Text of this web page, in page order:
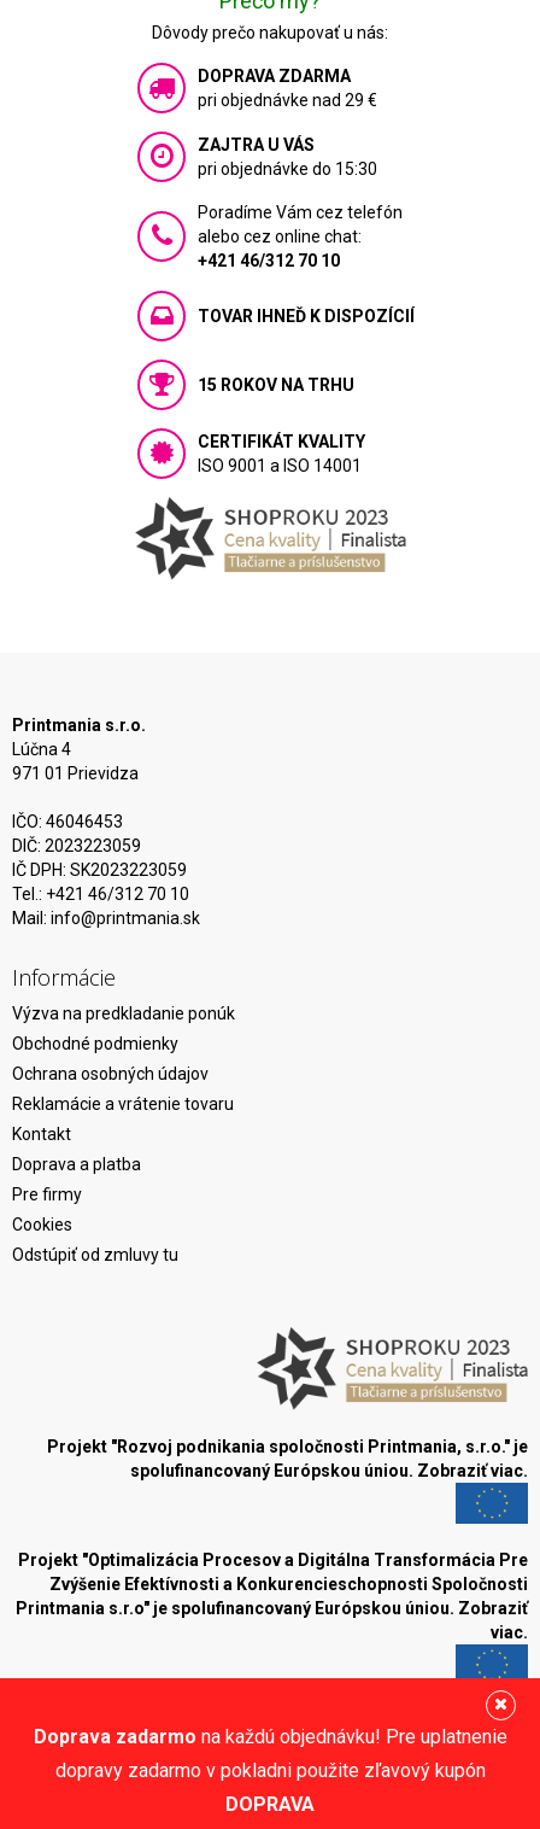
Doprava zadarmo na každú objednávku! Pre uplatnenie
dopravy zadarmo v pokladni použite zľavový kupón
DOPRAVA
Dôvody prečo nakupovať u nás:
DOPRAVA ZDARMA
pri objednávke nad 29 €
ZAJTRA U VÁS
pri objednávke do 15:30
Poradíme Vám cez telefón
alebo cez online chat:
+421 46/312 70 10
TOVAR IHNEĎ K DISPOZÍCIÍ
15 ROKOV NA TRHU
CERTIFIKÁT KVALITY
ISO 9001 a ISO 14001
Printmania s.r.o.
Lúčna 4
971 01 Prievidza
IČO: 46046453
DIČ: 2023223059
IČ DPH: SK2023223059
Tel.: +421 46/312 70 10
Mail: info@printmania.sk
Informácie
Výzva na predkladanie ponúk
Obchodné podmienky
Ochrana osobných údajov
Reklamácie a vrátenie tovaru
Kontakt
Doprava a platba
Pre firmy
Cookies
Odstúpiť od zmluvy tu
Projekt "Rozvoj podnikania spoločnosti Printmania, s.r.o." je
spolufinancovaný Európskou úniou. Zobraziť viac.
Projekt "Optimalizácia Procesov a Digitálna Transformácia Pre
Zvýšenie Efektívnosti a Konkurencieschopnosti Spoločnosti
Printmania s.r.o" je spolufinancovaný Európskou úniou. Zobraziť
viac.
Blog
NajReklama.sk - tvorba eshopu